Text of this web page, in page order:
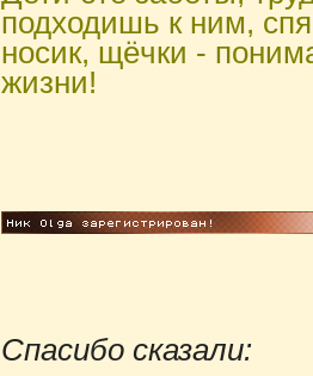
подходишь к ним,
носик, щёчки -
жизни!
Спасибо сказали: